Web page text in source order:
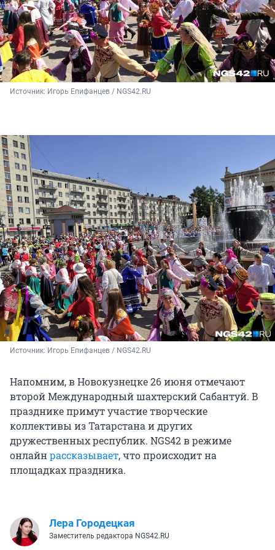
Источник: Игорь Епифанцев / NGS42.RU
Источник: Игорь Епифанцев / NGS42.RU
Напомним, в Новокузнецке 26 июня отмечают
второй Международный шахтерский Сабантуй. В
празднике примут участие творческие
коллективы из Татарстана и других
дружественных республик. NGS42 в режиме
онлайнрассказывает, что происходит на
площадках праздника.
Лера Городецкая
Заместитель редактора NGS42.RU